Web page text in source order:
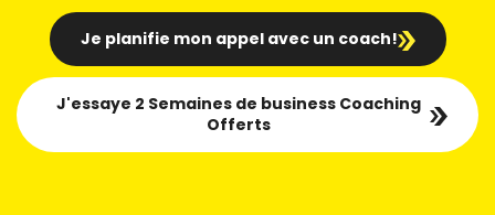
Je planifie mon appel avec un coach!
J'essaye 2 Semaines de business Coaching
Offerts